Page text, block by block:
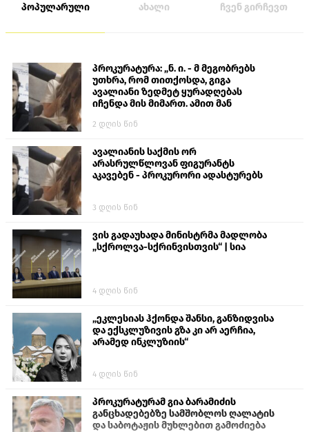
პოპულარული ახალი ჩვენ გირჩევთ
პროკურატურა: „ნ. ი. - მ მეგობრებს
უთხრა, რომ თითქოსდა, გიგა
ავალიანი ზედმეტ ყურადღებას
იჩენდა მის მიმართ. ამით მან
თავს დასხმოდა გიგა ავალიანს“
2 დღის წინ
ავალიანის საქმის ორ
არასრულწლოვან ფიგურანტს
აკავებენ - პროკურორი ადასტურებს
3 დღის წინ
ვის გადაუხადა მინისტრმა მადლობა
„სქროლვა-სქრინვისთვის“ | სია
4 დღის წინ
„ეკლესიას ჰქონდა შანსი, განზიდვისა
და ექსკლუზივის გზა კი არ აერჩია,
არამედ ინკლუზიის“
4 დღის წინ
პროკურატურამ გია ბარამიძის
განცხადებებზე სამშობლოს ღალატის
და საბოტაჟის მუხლებით გამოძიება